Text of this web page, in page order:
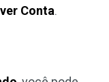
Conta.